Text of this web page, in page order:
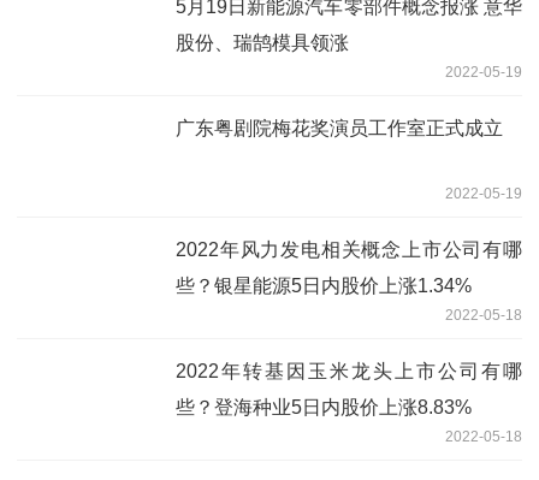
5月19日新能源汽车零部件概念报涨 意华
股份、瑞鹄模具领涨
2022-05-19
广东粤剧院梅花奖演员工作室正式成立
2022-05-19
2022年风力发电相关概念上市公司有哪
些？银星能源5日内股价上涨1.34%
2022-05-18
2022年转基因玉米龙头上市公司有哪
些？登海种业5日内股价上涨8.83%
2022-05-18